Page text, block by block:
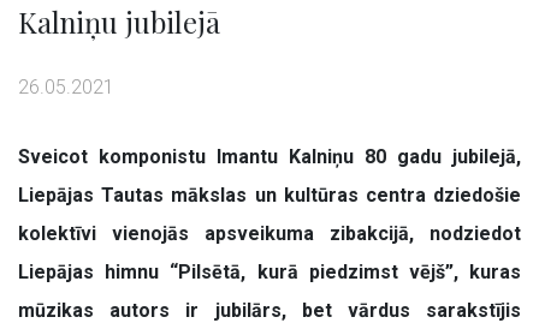
Kalniņu jubilejā
26.05.2021
Sveicot komponistu Imantu Kalniņu 80 gadu jubilejā,
Liepājas Tautas mākslas un kultūras centra dziedošie
kolektīvi vienojās apsveikuma zibakcijā, nodziedot
Liepājas himnu “Pilsētā, kurā piedzimst vējš”, kuras
mūzikas autors ir jubilārs, bet vārdus sarakstījis